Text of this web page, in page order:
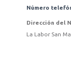
Número
Dirección del
La Labor San